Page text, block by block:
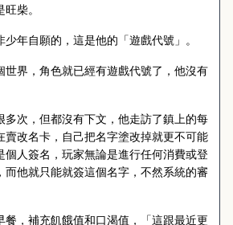
柴。
年自願的，這是他的「遊戲代號」。
界，角色就已經有遊戲代號了，他沒有
次，但都沒有下文，他走訪了鎮上的每
賣改名卡，自己把名字塗改掉就更不可能
個人簽名，玩家無論是進行任何消費或登
而他就只能就簽這個名字，不然系統的審
，補充飢餓值和口渴值，「這跟最近更